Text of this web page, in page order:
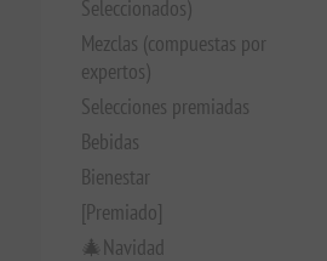
Seleccionados)
Mezclas (compuestas por
expertos)
Selecciones premiadas
Bebidas
Bienestar
[Premiado]
🎄Navidad